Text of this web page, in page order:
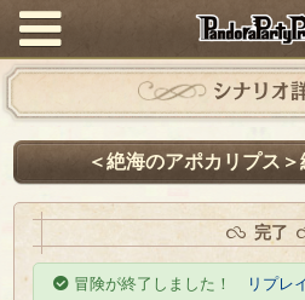
シナリオ
＜絶海のアポカリプス
完了
冒険が終了しました！ リプレ